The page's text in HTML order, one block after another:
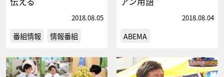
2018.08.05
番組情報 情報番組
2018.08.04
ABEMA